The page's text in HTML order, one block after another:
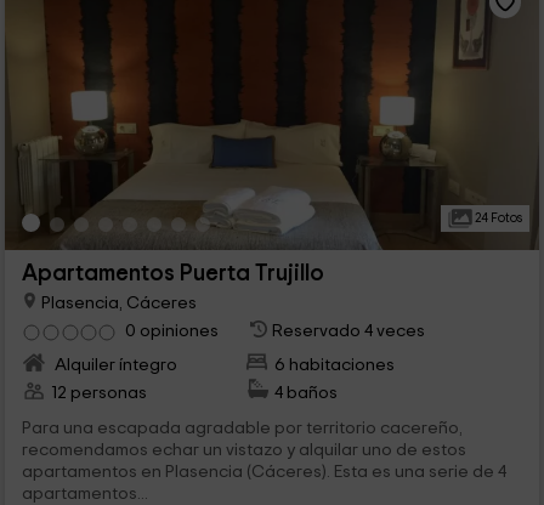
24 Fotos
Apartamentos Puerta Trujillo
Plasencia, Cáceres
0 opiniones
Reservado 4 veces
Alquiler íntegro
6 habitaciones
12 personas
4 baños
Para una escapada agradable por territorio cacereño,
recomendamos echar un vistazo y alquilar uno de estos
apartamentos en Plasencia (Cáceres). Esta es una serie de 4
apartamentos...